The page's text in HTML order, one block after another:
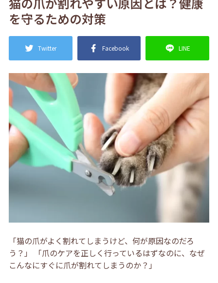
を守るための対策
Twitter Facebook LINE
「猫の爪がよく割れてしまうけど、何が原因なのだろ
う？」 「爪のケアを正しく行っているはずなのに、なぜ
こんなにすぐに爪が割れてしまうのか？」